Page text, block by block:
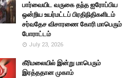
பார்வையிட வருகை தந்த ஐரோப்பிய
ஒன்றிய உயர்மட்டப் பிரதிநிதிகளிடம்
சர்வதேச விசாரணை கோரி மாபெரும்
போராட்டம்
July 23, 2026
கீரிமலையில் இன்று மாபெரும்
இரத்ததான முகாம்